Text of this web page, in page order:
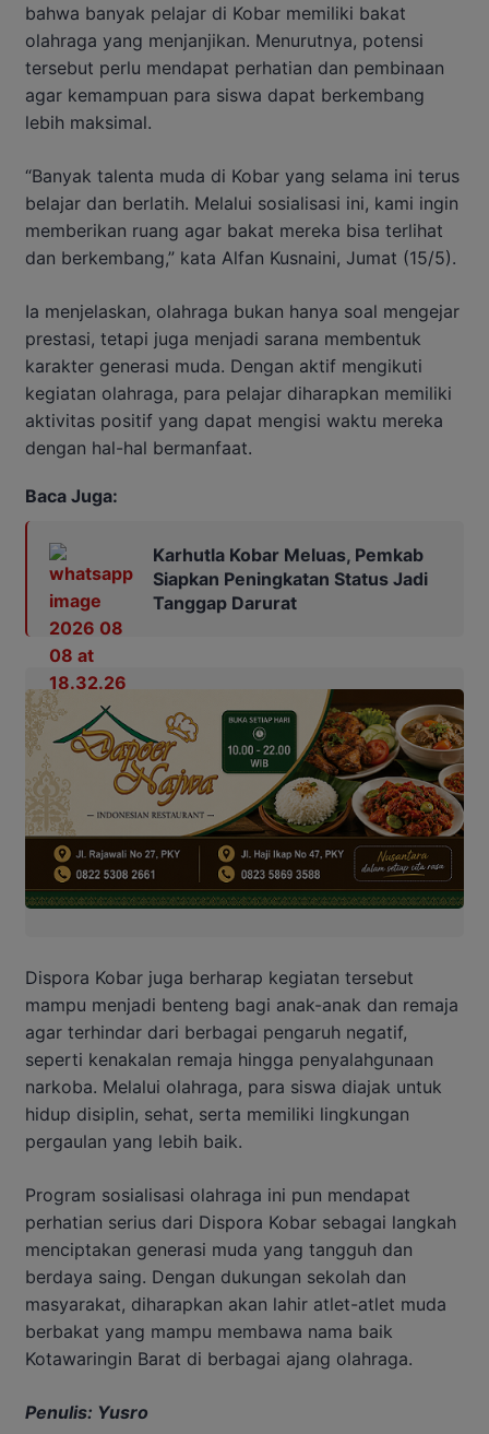
bahwa banyak pelajar di Kobar memiliki bakat
olahraga yang menjanjikan. Menurutnya, potensi
tersebut perlu mendapat perhatian dan pembinaan
agar kemampuan para siswa dapat berkembang
lebih maksimal.
“Banyak talenta muda di Kobar yang selama ini terus
belajar dan berlatih. Melalui sosialisasi ini, kami ingin
memberikan ruang agar bakat mereka bisa terlihat
dan berkembang,” kata Alfan Kusnaini, Jumat (15/5).
Ia menjelaskan, olahraga bukan hanya soal mengejar
prestasi, tetapi juga menjadi sarana membentuk
karakter generasi muda. Dengan aktif mengikuti
kegiatan olahraga, para pelajar diharapkan memiliki
aktivitas positif yang dapat mengisi waktu mereka
dengan hal-hal bermanfaat.
Baca Juga:
Karhutla Kobar Meluas, Pemkab
Siapkan Peningkatan Status Jadi
Tanggap Darurat
Dispora Kobar juga berharap kegiatan tersebut
mampu menjadi benteng bagi anak-anak dan remaja
agar terhindar dari berbagai pengaruh negatif,
seperti kenakalan remaja hingga penyalahgunaan
narkoba. Melalui olahraga, para siswa diajak untuk
hidup disiplin, sehat, serta memiliki lingkungan
pergaulan yang lebih baik.
Program sosialisasi olahraga ini pun mendapat
perhatian serius dari Dispora Kobar sebagai langkah
menciptakan generasi muda yang tangguh dan
berdaya saing. Dengan dukungan sekolah dan
masyarakat, diharapkan akan lahir atlet-atlet muda
berbakat yang mampu membawa nama baik
Kotawaringin Barat di berbagai ajang olahraga.
Penulis: Yusro